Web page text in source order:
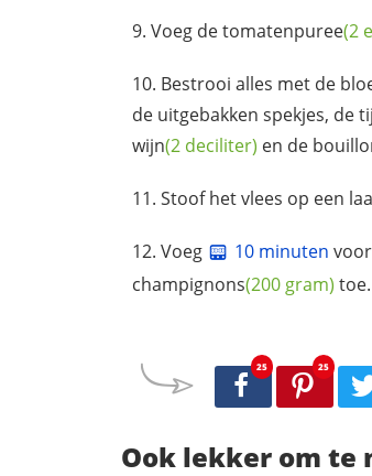
Voeg detomatenpuree(2
Bestrooi alles met de
de uitgebakken spekjes, de
wijn(2 deciliter) en de
Stoof het vlees op een
Voeg 10 minuten
champignons(200 gram) toe.
25 25
Ook lekker om te